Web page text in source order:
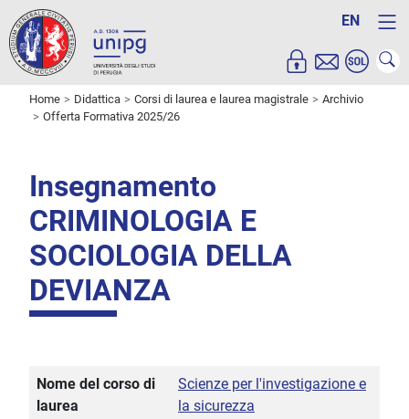
EN
Home Didattica Corsi di laurea e laurea magistrale
Archivio
Offerta Formativa 2025/26
Insegnamento
CRIMINOLOGIA E
SOCIOLOGIA DELLA
DEVIANZA
Nome del corso di
laurea
Scienze per l'investigazione e
la sicurezza